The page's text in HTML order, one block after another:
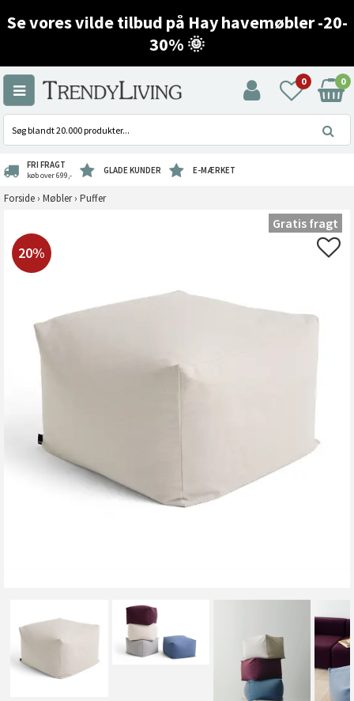
Se vores vilde tilbud på Hay havemøbler -20-
30% 🌞
0 0
FRI FRAGT
køb over 699,- GLADE KUNDER E-MÆRKET
Forside › Møbler› Puffer
20%
Gratis fragt